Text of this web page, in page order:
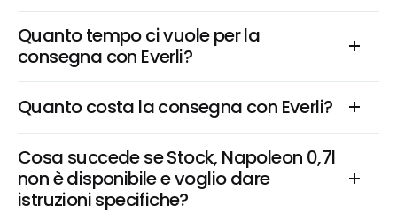
Quanto tempo ci vuole per la
consegna con Everli?
Quanto costa la consegna con Everli?
Cosa succede se Stock, Napoleon 0,7l
non è disponibile e voglio dare
istruzioni specifiche?